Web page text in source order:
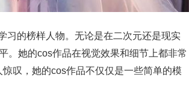
习的榜样人物。无论是在二次元还是现实
。她的cos作品在视觉效果和细节上都非常
叹，她的cos作品不仅仅是一些简单的模